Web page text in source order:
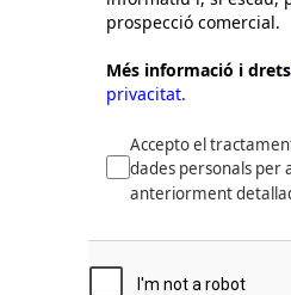
prospecció comercial.
Més informació i
privacitat.
Accepto el
dades personals per
anteriorment